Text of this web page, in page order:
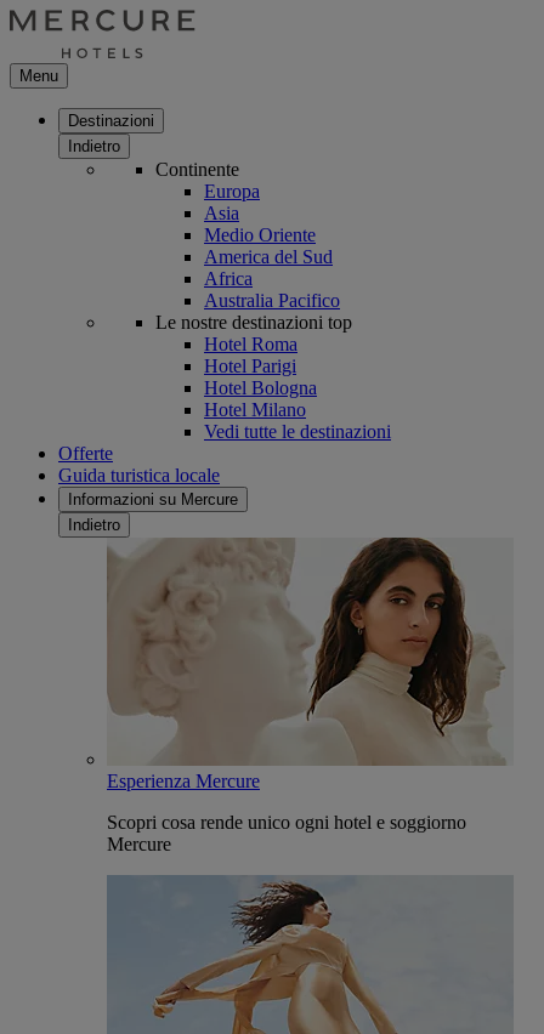
Menu
Destinazioni
Indietro
Continente
Europa
Asia
Medio Oriente
America del Sud
Africa
Australia Pacifico
Le nostre destinazioni top
Hotel Roma
Hotel Parigi
Hotel Bologna
Hotel Milano
Vedi tutte le destinazioni
Offerte
Guida turistica locale
Informazioni su Mercure
Indietro
Esperienza Mercure
Scopri cosa rende unico ogni hotel e soggiorno
Mercure